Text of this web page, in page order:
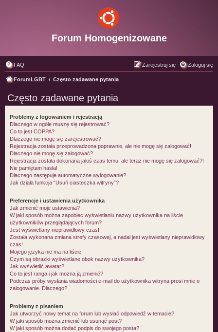
Forum Homogenizowane
FAQ Zaloguj się
Zarejestruj się
ForumLGBT Często zadawane pytania
Często zadawane pytania
Problemy z logowaniem i rejestracją
Dlaczego w ogóle muszę się rejestrować?
Co to jest COPPA?
Dlaczego nie mogę się zarejestrować?
Rejestracja została przeprowadzona poprawnie, ale nie mogę się zalogować!
Dlaczego nie mogę się zalogować?
Rejestracja została dokonana jakiś czas temu, ale teraz nie mogę się zalogować?!
Nie pamiętam hasła!
Dlaczego następuje automatyczne wylogowanie?
Jak działa funkcja “Usuń ciasteczka witryny”?
Preferencje i ustawienia użytkownika
Jak zmienić moje ustawienia?
W jaki sposób można zapobiec wyświetlaniu nazwy użytkownika na liście
użytkowników przeglądających forum?
Jest wyświetlany nieprawidłowy czas!
Została wykonana zmiana strefy czasowej, a nadal jest wyświetlany nieprawidłowy
czas!
Mojego języka nie ma na liście!
Czym są obrazki wyświetlane obok nazwy użytkownika?
Jak wyświetlić awatar?
Co to jest ranga i jak można ją zmienić?
Podczas próby wysłania wiadomości e-mail do użytkownika witryna prosi mnie o
zalogowanie. Dlaczego?
Problemy z pisaniem
Jak utworzyć nowy temat na forum lub wysłać odpowiedź w temacie?
W jaki sposób można zmienić lub usunąć post?
W jaki sposób można dodać podpis do swojego posta?